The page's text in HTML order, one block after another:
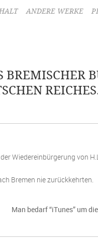
ANDERE WERKE
Wiedereinbürgerung von
Bremen nie zurückkehrten.
Man bedarf “iTunes” um